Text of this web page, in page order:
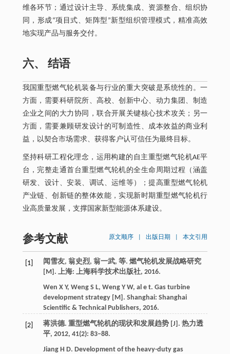
维各环节；通过设计主导、系统集成、资源整合、组织协
同，形成“项目式、矩阵型”新型组织管理模式，精准高效
地实现产品与服务交付。
六、 结语
我国重型燃气轮机装备与行业的重大突破是系统性的。一
方面，需要科研院所、高校、创新中心、动力集团、制造
企业之间的大力协同，联合开展关键核心技术攻关；另一
方面，需要兼顾研发设计的可制造性、成本效益的商业利
益，以契合市场需求、获得客户认可信任为最终目标。
坚持科研工程化理念，运用构建的自主重型燃气轮机AE平
台，完整走通首台重型燃气轮机的全生命周期过程（涵盖
研发、设计、安装、调试、运维等）；提高重型燃气轮机
产业链、创新链的整体效能，实现新时期重型燃气轮机行
业高质量发展，支撑国家新型能源体系建设。
参考文献 原文顺序 出版日期 本文引用
[1] 闻雪友, 翁史烈, 翁一武, 等‍‍. 燃气轮机发展战略研究
[M]‍. 上海: 上海科学技术出版社, 2016‍.
Wen X Y, Weng S L, Weng Y W, al et‍. Gas turbine
development strategy[M]‍. Shanghai: Shanghai
Scientific & Technical Publishers, 2016‍.
[2] 蒋洪德‍. 重型燃气轮机的现状和发展趋势 [J]‍. 热力透
平, 2012, 41(2): 83‒88‍.
Jiang H D‍. Development of the heavy-duty gas